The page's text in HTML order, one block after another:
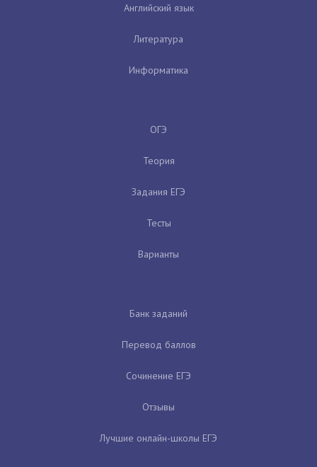
Английский язык
Литература
Информатика
ОГЭ
Теория
Задания ЕГЭ
Тесты
Варианты
Банк заданий
Перевод баллов
Сочинение ЕГЭ
Отзывы
Лучшие онлайн-школы ЕГЭ